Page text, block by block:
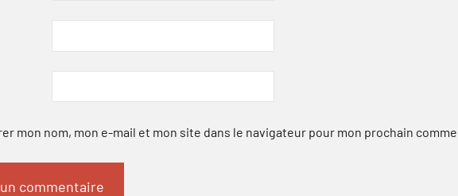
mon nom, mon e-mail et mon site dans le navigateur pour mon prochain